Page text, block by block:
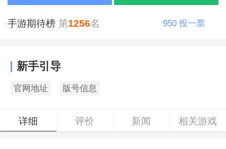
手游期待榜 第1256名 950 投一票
新手引导
官网地址 版号信息
详细 评价 新闻 相关游戏